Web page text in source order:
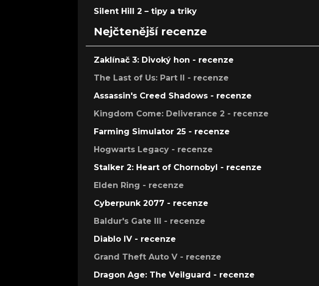
Silent Hill 2 – tipy a triky
Nejčtenější recenze
Zaklínač 3: Divoký hon - recenze
The Last of Us: Part II - recenze
Assassin's Creed Shadows - recenze
Kingdom Come: Deliverance 2 - recenze
Farming Simulator 25 - recenze
Hogwarts Legacy - recenze
Stalker 2: Heart of Chornobyl - recenze
Elden Ring - recenze
Cyberpunk 2077 - recenze
Baldur's Gate III - recenze
Diablo IV - recenze
Grand Theft Auto V - recenze
Dragon Age: The Veilguard - recenze